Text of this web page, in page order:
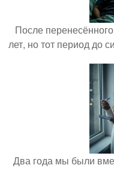
После
лет, но тот период до
Два года мы были